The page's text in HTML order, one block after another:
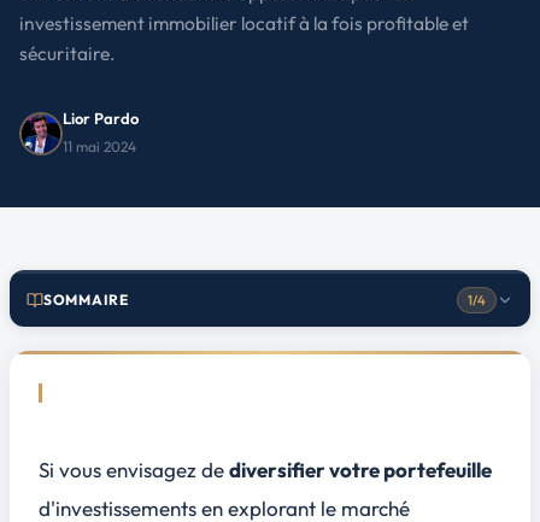
investissement immobilier locatif à la fois profitable et
sécuritaire.
Lior Pardo
11 mai 2024
SOMMAIRE 1/4
Si vous envisagez dediversifier votre portefeuille
d'investissements en explorant le marché